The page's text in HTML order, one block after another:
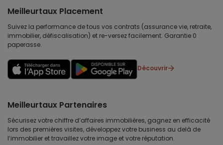
Meilleurtaux Placement
Suivez la performance de tous vos contrats (assurance vie, retraite,
immobilier, défiscalisation) et re-versez facilement. Garantie 0
paperasse.
Découvrir
Meilleurtaux Partenaires
Sécurisez votre chiffre d’affaires immobilières, gagnez en efficacité
lors des premières visites, développez votre business au delà de
l’immobilier et travaillez votre image et votre réputation.